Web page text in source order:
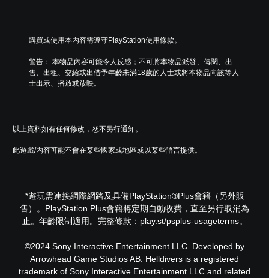
購買或使用本內容需遵守PlayStation使用條款。
警告： 本物品內容可能令人反感；不可將本物品派發、傳閱、出
售、出租、交給或出借予年齡未滿18歲的人士或將本物品向該等人
士出示、播放或放映。
以上資料如有任何修改，恕不另行通知。
此遊戲/內容可能不會在某些國家或地區或以某些語言提供。
*遊玩需連接網際網路及具備PlayStation®Plus會籍（另外販
售）。PlayStation Plus會籍將定期自動收費，直至另行取消為
止。年齡限制適用。完整條款：play.st/psplus-usageterms。
©2024 Sony Interactive Entertainment LLC. Developed by
Arrowhead Game Studios AB. Helldivers is a registered
trademark of Sony Interactive Entertainment LLC and related